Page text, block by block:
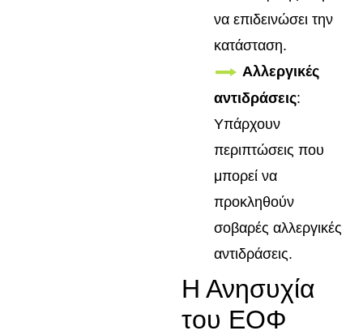
να επιδεινώσει την
κατάσταση.
Αλλεργικές
αντιδράσεις:
Υπάρχουν
περιπτώσεις που
μπορεί να
προκληθούν
σοβαρές αλλεργικές
αντιδράσεις.
Η Ανησυχία
του ΕΟΦ